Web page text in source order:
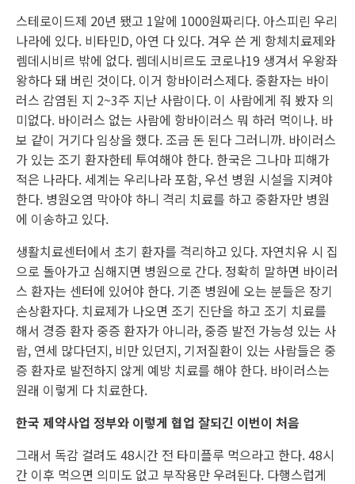
스테로이드제 20년 됐고 1알에 1000원짜리다. 아스피린 우리
나라에 있다. 비타민D, 아연 다 있다. 겨우 쓴 게 항체치료제와
렘데시비르 밖에 없다. 렘데시비르도 코로나19 생겨서 우왕좌
왕하다 돼 버린 것이다. 이거 항바이러스제다. 중환자는 바이
러스 감염된 지 2~3주 지난 사람이다. 이 사람에게 줘 봤자 의
미없다. 바이러스 없는 사람에 항바이러스 뭐 하러 먹이나. 바
보 같이 거기다 임상을 했다. 조금 돈 된다 그러니까. 바이러스
가 있는 조기 환자한테 투여해야 한다. 한국은 그나마 피해가
적은 나라다. 세계는 우리나라 포함, 우선 병원 시설을 지켜야
한다. 병원오염 막아야 하니 격리 치료를 하고 중환자만 병원
에 이송하고 있다.
생활치료센터에서 초기 환자를 격리하고 있다. 자연치유 시 집
으로 돌아가고 심해지면 병원으로 간다. 정확히 말하면 바이러
스 환자는 센터에 있어야 한다. 기존 병원에 오는 분들은 장기
손상환자다. 치료제가 나오면 조기 진단을 하고 조기 치료를
해서 경증 환자 중증 환자가 아니라, 중증 발전 가능성 있는 사
람, 연세 많다던지, 비만 있던지, 기저질환이 있는 사람들은 중
증 환자로 발전하지 않게 예방 치료를 해야 한다. 바이러스는
원래 이렇게 다 치료한다.
한국 제약사업 정부와 이렇게 협업 잘되긴 이번이 처음
그래서 독감 걸려도 48시간 전 타미플루 먹으라고 한다. 48시
간 이후 먹으면 의미도 없고 부작용만 우려된다. 다행스럽게